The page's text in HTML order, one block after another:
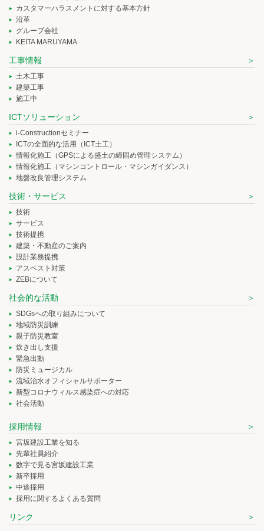
カスタマーハラスメントに対する基本方針
沿革
グループ会社
KEITA MARUYAMA
工事情報
土木工事
建築工事
施工中
ICTソリューション
i-Constructionセミナー
ICTの全面的な活用（ICT土工）
情報化施工（GPSによる盛土の締固め管理システム）
情報化施工（マシンコントロール・マシンガイダンス）
地盤改良管理システム
技術・サービス
技術
サービス
技術提携
建築・不動産のご案内
設計業務提携
アスベスト対策
ZEBについて
社会的な活動
SDGsへの取り組みについて
地域防災訓練
親子防災教室
炊き出し支援
緊急出動
防災ミュージカル
流域治水オフィシャルサポーター
新型コロナウィルス感染症への対応
社会活動
採用情報
宮坂建設工業を知る
先輩社員紹介
数字で見る宮坂建設工業
新卒採用
中途採用
採用に関するよくある質問
リンク